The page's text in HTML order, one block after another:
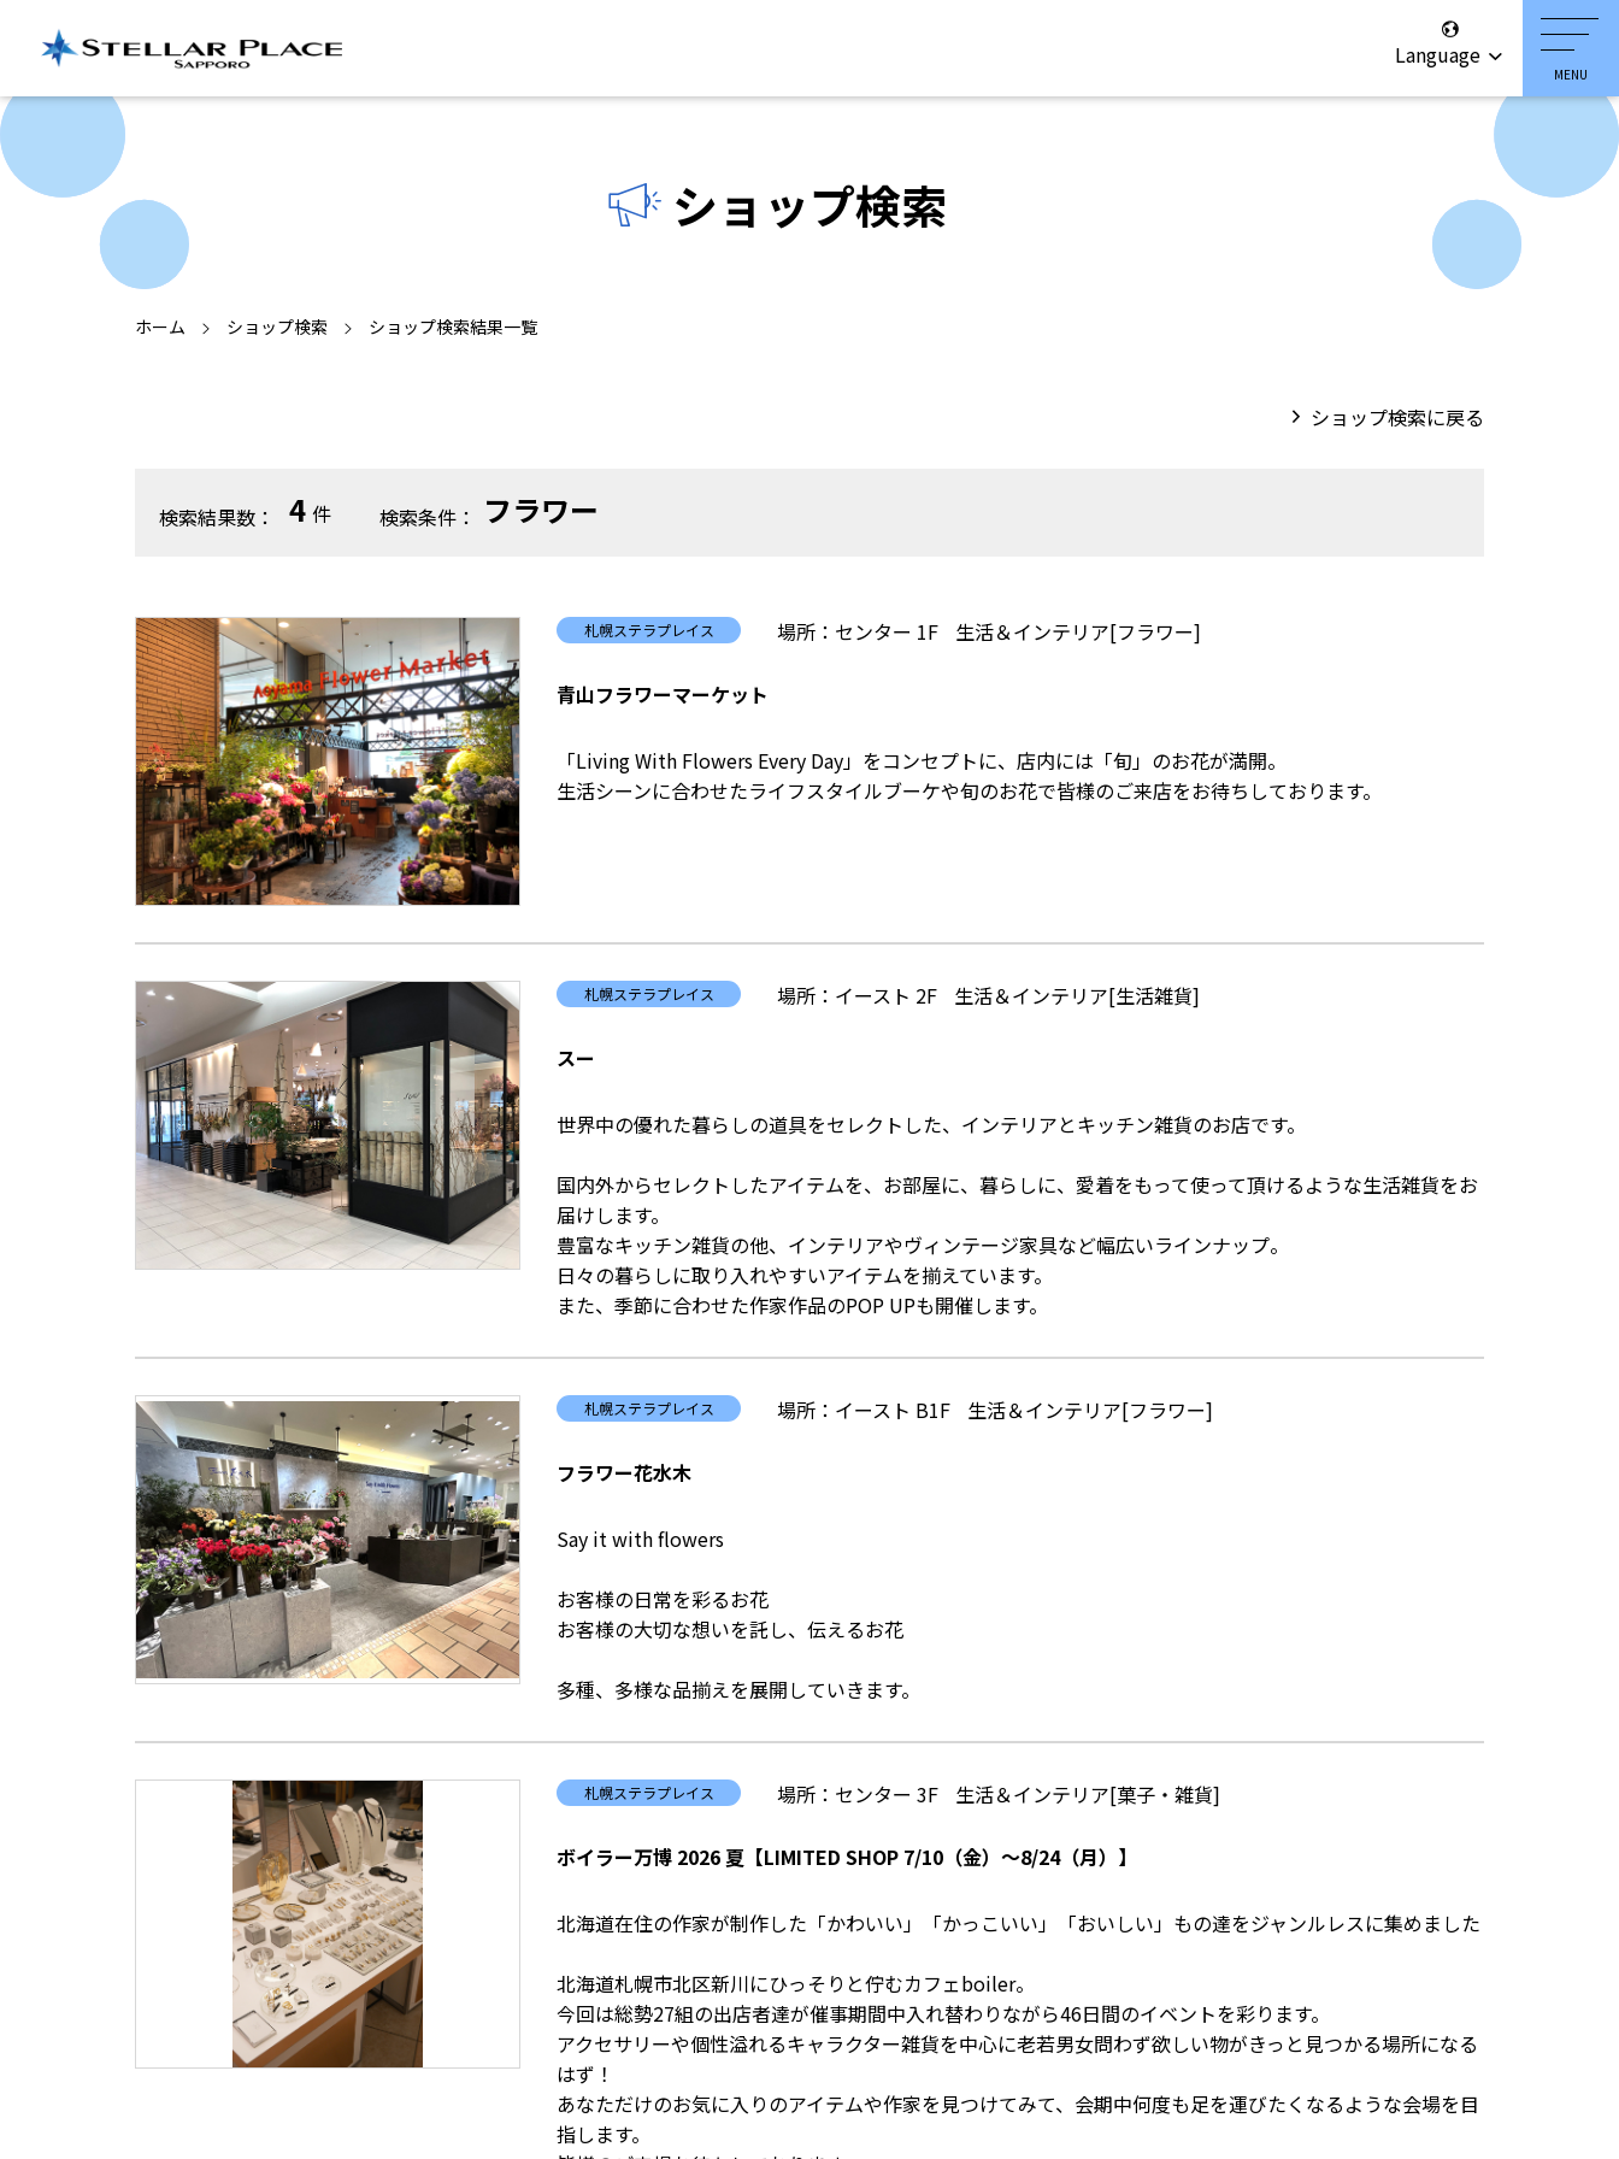
Language
ショップ検索
ホーム ショップ検索 ショップ検索結果一覧
ショップ検索に戻る
検索結果数： 4 件 検索条件： フラワー
札幌ステラプレイス 場所：センター 1F 生活＆インテリア[フラワー]
青山フラワーマーケット
「Living With Flowers Every Day」をコンセプトに、店内には「旬」のお花が満開。
生活シーンに合わせたライフスタイルブーケや旬のお花で皆様のご来店をお待ちしております。
札幌ステラプレイス 場所：イースト 2F 生活＆インテリア[生活雑貨]
スー
世界中の優れた暮らしの道具をセレクトした、インテリアとキッチン雑貨のお店です。
国内外からセレクトしたアイテムを、お部屋に、暮らしに、愛着をもって使って頂けるような生活雑貨をお
届けします。
豊富なキッチン雑貨の他、インテリアやヴィンテージ家具など幅広いラインナップ。
日々の暮らしに取り入れやすいアイテムを揃えています。
また、季節に合わせた作家作品のPOP UPも開催します。
札幌ステラプレイス 場所：イースト B1F 生活＆インテリア[フラワー]
フラワー花水木
Say it with flowers
お客様の日常を彩るお花
お客様の大切な想いを託し、伝えるお花
多種、多様な品揃えを展開していきます。
札幌ステラプレイス 場所：センター 3F 生活＆インテリア[菓子・雑貨]
ボイラー万博 2026 夏【LIMITED SHOP 7/10（金）～8/24（月）】
北海道在住の作家が制作した「かわいい」「かっこいい」「おいしい」もの達をジャンルレスに集めました
北海道札幌市北区新川にひっそりと佇むカフェboiler。
今回は総勢27組の出店者達が催事期間中入れ替わりながら46日間のイベントを彩ります。
アクセサリーや個性溢れるキャラクター雑貨を中心に老若男女問わず欲しい物がきっと見つかる場所になる
はず！
あなただけのお気に入りのアイテムや作家を見つけてみて、会期中何度も足を運びたくなるような会場を目
指します。